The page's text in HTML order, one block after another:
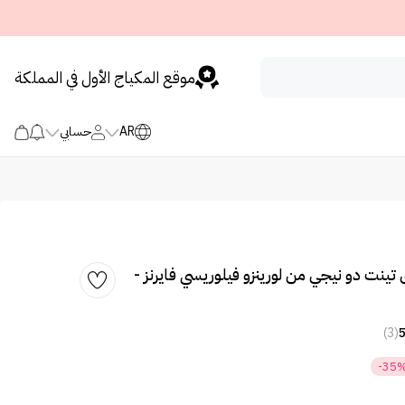
موقع المكياج الأول في المملكة
AR حسابي
دو نيجي من لورينزو فيلوريسي فايرنز -
5
(3)
-